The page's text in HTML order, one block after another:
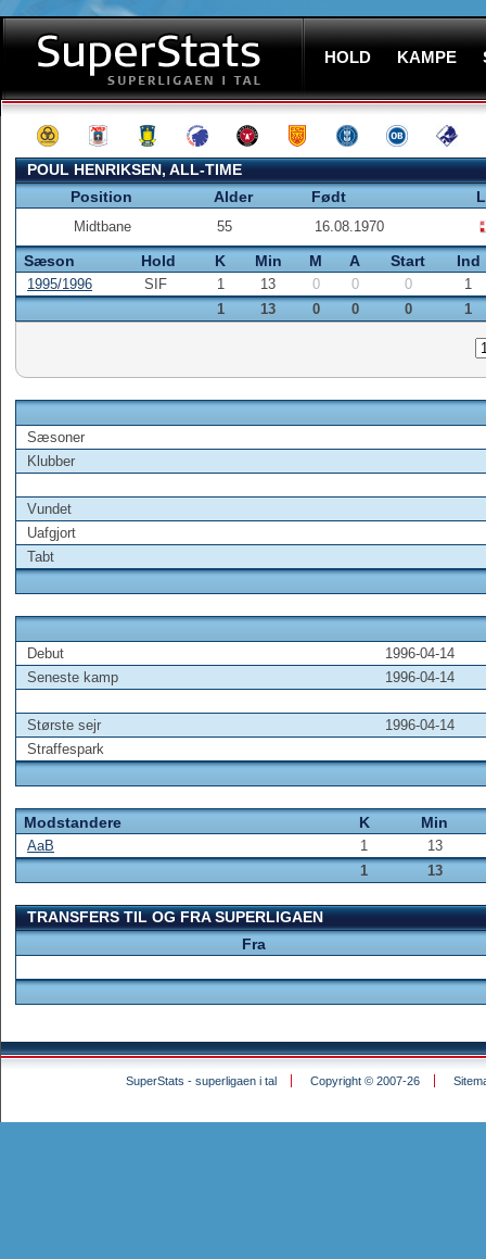
HOLD KAMPE
POUL HENRIKSEN, ALL-TIME
Position
Alder Født
Midtbane 55 16.08.1970
Sæson Hold K Min M A Start Ind
1995/1996 SIF 1 13 0 0 0
1
1
13 0 0 0 1
Sæsoner
Klubber
Vundet
Uafgjort
Tabt
Debut
1996-04-14
Seneste kamp
1996-04-14
Største sejr
1996-04-14
Straffespark
Modstandere K Min
AaB 1
13
1
13
TRANSFERS TIL OG FRA SUPERLIGAEN
Fra
SuperStats - superligaen i tal Copyright © 2007-26